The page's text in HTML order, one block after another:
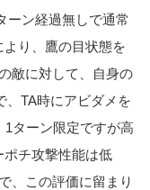
ーン経過無しで通常
り、鷹の目状態を
敵に対して、自身の
、TA時にアビダメを
ターン限定ですが高
チ攻撃性能は低
、この評価に留まり